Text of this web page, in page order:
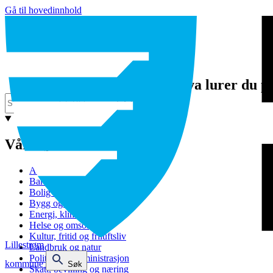
Gå til hovedinnhold
Lillestrøm
kommune
Søk
Hva lurer du
Våre tjenester
Avfall og gjenvinning
Barnehage
Bolig og sosiale tjenester
Bygg og eiendom
Energi, klima og miljø
Helse og omsorg
Kultur, fritid og friluftsliv
Landbruk og natur
Politikk og administrasjon
Skatt, bevilling og næring